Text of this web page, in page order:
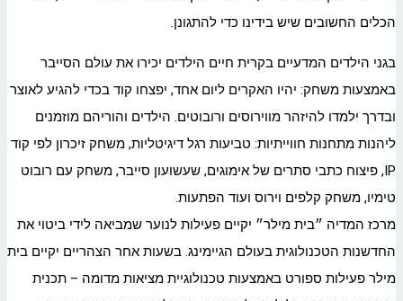
הכלים החשובים שיש בידינו כדי להתגונן.
בגני הילדים המדעיים בקרית חיים הילדים יכירו את עולם הסייבר
באמצעות משחק: יהיו האקרים ליום אחד, יפצחו קוד בכדי להגיע לאוצר
ובדרך ילמדו להיזהר מווירוסים ורובוטים. הילדים והוריהם מוזמנים
ליהנות מתחנות חווייתיות: טביעות רגל דיגיטליות, משחק זיכרון לפי קוד
IP, פיצוח כתבי סתרים של אימוגים, שעשועון סייבר, משחק עם רובוט
טימיו, משחק קלפים וירוס ועוד הפתעות.
מרכז המדיה ״בית מילר״ יקיים פעילות לנוער שמביאה לידי ביטוי את
החדשנות הטכנולוגית בעולם הגיימינג. בשעות אחר הצהריים יקיים בית
מילר פעילות ספורט באמצעות טכנולוגיית מציאות מדומה – תכנית